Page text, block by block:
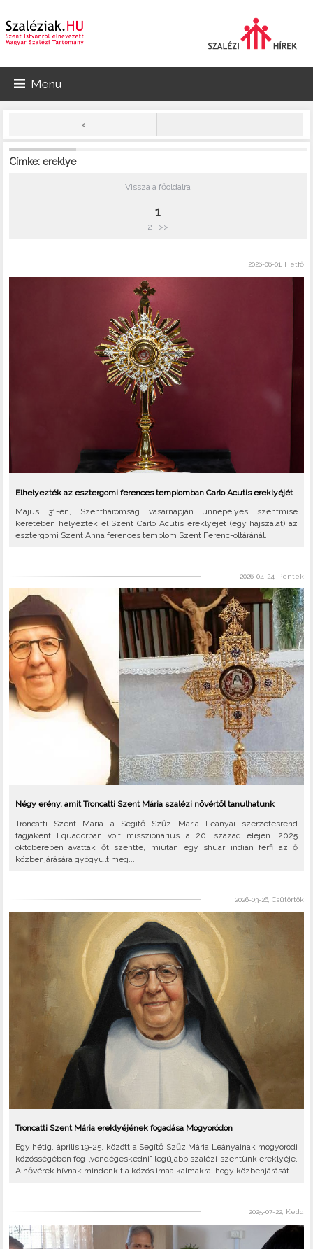
Menü
<
Címke: ereklye
Vissza a főoldalra
1
2 >>
2026-06-01, Hétfő
Elhelyezték az esztergomi ferences templomban Carlo Acutis ereklyéjét
Május 31-én, Szentháromság vasárnapján ünnepélyes szentmise
keretében helyezték el Szent Carlo Acutis ereklyéjét (egy hajszálat) az
esztergomi Szent Anna ferences templom Szent Ferenc-oltáránál.
2026-04-24, Péntek
Négy erény, amit Troncatti Szent Mária szalézi nővértől tanulhatunk
Troncatti Szent Mária a Segítő Szűz Mária Leányai szerzetesrend
tagjaként Equadorban volt misszionárius a 20. század elején. 2025
októberében avatták őt szentté, miután egy shuar indián férfi az ő
közbenjárására gyógyult meg...
2026-03-26, Csütörtök
Troncatti Szent Mária ereklyéjének fogadása Mogyoródon
Egy hétig, április 19-25. között a Segítő Szűz Mária Leányainak mogyoródi
közösségében fog „vendégeskedni” legújabb szalézi szentünk ereklyéje.
A nővérek hívnak mindenkit a közös imaalkalmakra, hogy közbenjárását..
2025-07-22, Kedd